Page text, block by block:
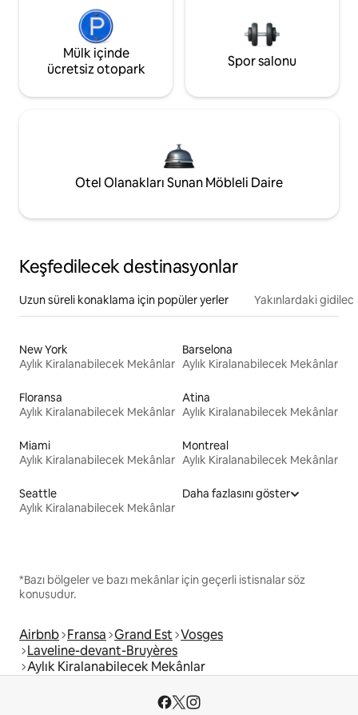
Mülk içinde
ücretsiz otopark
Spor salonu
Otel Olanakları Sunan Möbleli Daire
Keşfedilecek destinasyonlar
Uzun süreli konaklama için popüler yerler Yakınlardaki
New York
Aylık Kiralanabilecek Mekânlar
Barselona
Aylık Kiralanabilecek Mekânlar
Floransa
Aylık Kiralanabilecek Mekânlar
Atina
Aylık Kiralanabilecek Mekânlar
Miami
Aylık Kiralanabilecek Mekânlar
Montreal
Aylık Kiralanabilecek Mekânlar
Seattle
Aylık Kiralanabilecek Mekânlar
Daha fazlasını göster
*Bazı bölgeler ve bazı mekânlar için geçerli istisnalar söz
konusudur.
Airbnb Fransa Grand Est Vosges
Laveline-devant-Bruyères
Aylık Kiralanabilecek Mekânlar